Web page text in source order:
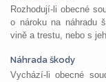
Rozhodují-li obecné
o nároku na náhradu
vině a trestu, nebo s
Náhrada škody
Vychází-li obecné